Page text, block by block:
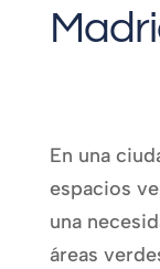
En una
espacios
una
áreas